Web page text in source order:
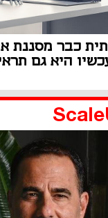
כבר מסננת
היא גם